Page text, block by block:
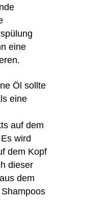
eine
Öl sollte
eine
auf dem
wird
dem Kopf
dieser
dem